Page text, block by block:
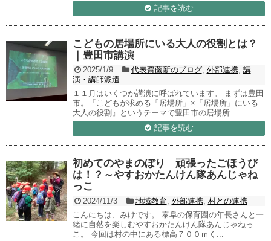
記事を読む
こどもの居場所にいる大人の役割とは？
｜豊田市講演
2025/1/9 代表齋藤新のブログ, 外部連携, 講
演・講師派遣
１１月はいくつか講演に呼ばれています。 まずは豊田
市。『こどもが求める「居場所」×「居場所」にいる
大人の役割』というテーマで豊田市の居場所...
記事を読む
初めてのやまのぼり 頑張ったごほうび
は！？～やすおかたんけん隊あんじゃね
っこ
2024/11/3 地域教育, 外部連携, 村との連携
こんにちは、みけです。 泰阜の保育園の年長さんと一
緒に自然を楽しむやすおかたんけん隊あんじゃねっ
こ。 今回は村の中にある標高７００ｍく...